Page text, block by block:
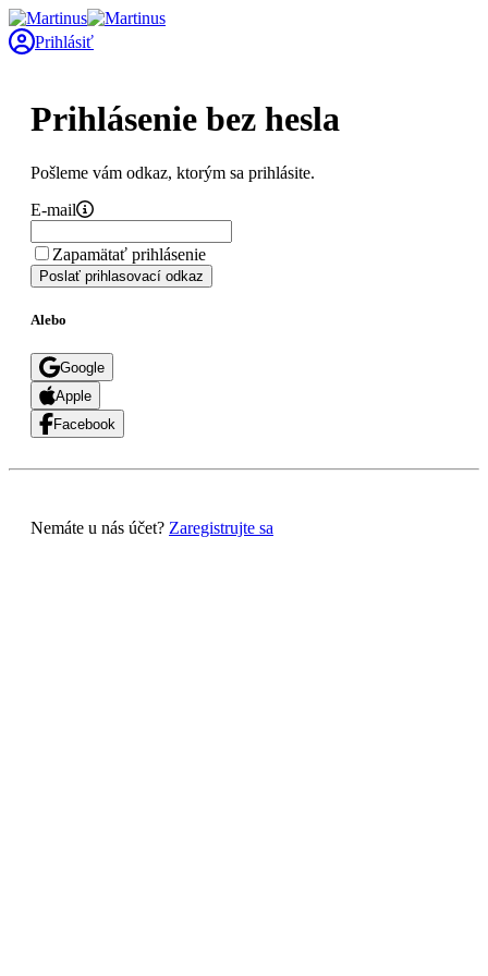
Prihlásiť
Prihlásenie bez hesla
Pošleme vám odkaz, ktorým sa prihlásite.
E-mail
Zapamätať prihlásenie
Poslať prihlasovací odkaz
Alebo
Google
Apple
Facebook
Nemáte u nás účet? Zaregistrujte sa